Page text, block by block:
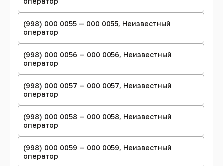
(998) 000 0055 — 000 0055, Неизвестный
оператор
(998) 000 0056 — 000 0056, Неизвестный
оператор
(998) 000 0057 — 000 0057, Неизвестный
оператор
(998) 000 0058 — 000 0058, Неизвестный
оператор
(998) 000 0059 — 000 0059, Неизвестный
оператор